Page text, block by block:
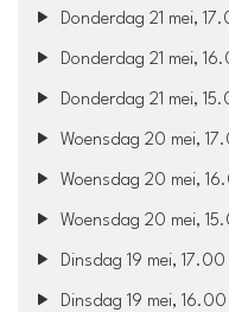
Donderdag 21 mei,
Donderdag 21 mei,
Donderdag 21 mei,
Woensdag 20 mei,
Woensdag 20 mei,
Woensdag 20 mei,
Dinsdag 19 mei,
Dinsdag 19 mei,